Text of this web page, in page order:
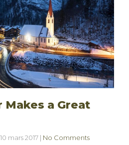
a Great
10 mars 2017 | No Comments